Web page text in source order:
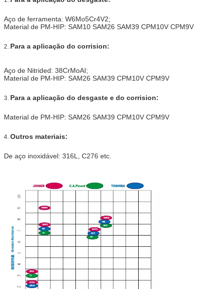
Aço de ferramenta: W6Mo5Cr4V2;
Material de PM-HIP: SAM10 SAM26 SAM39 CPM10V CPM9V
2. Para a aplicação do corrision:
Aço de Nitrided: 38CrMoAI;
Material de PM-HIP: SAM26 SAM39 CPM10V CPM9V
3. Para a aplicação do desgaste e do corrision:
Material de PM-HIP: SAM26 SAM39 CPM10V CPM9V
4. Outros materiais:
De aço inoxidável: 316L, C276 etc.